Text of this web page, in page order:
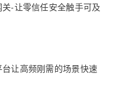
-让零信任安全触手可及
让高频刚需的场景快速